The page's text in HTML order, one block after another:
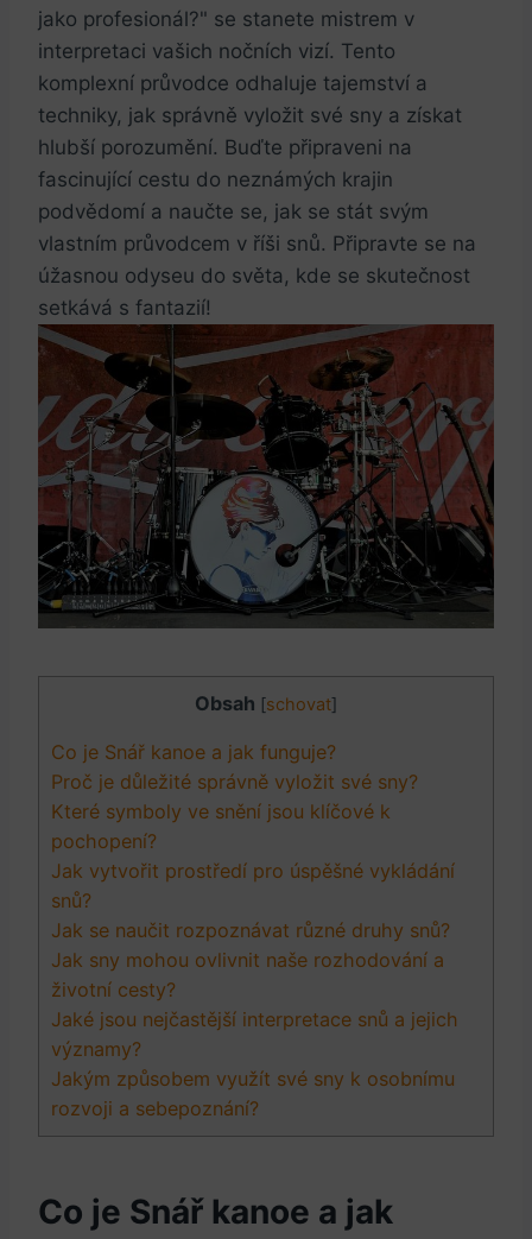
jako profesionál?" se stanete mistrem v
interpretaci vašich nočních vizí. Tento
komplexní průvodce odhaluje tajemství a
techniky, jak správně vyložit své sny a získat
hlubší porozumění. Buďte připraveni na
fascinující cestu do neznámých krajin
podvědomí a naučte se, jak se stát svým
vlastním průvodcem v říši snů. Připravte se na
úžasnou odyseu do světa, kde se skutečnost
setkává s fantazií!
Obsah [schovat]
Co je Snář kanoe a jak funguje?
Proč je důležité správně vyložit své sny?
Které symboly ve snění jsou klíčové k
pochopení?
Jak vytvořit prostředí pro úspěšné vykládání
snů?
Jak se naučit rozpoznávat různé druhy snů?
Jak sny mohou ovlivnit naše rozhodování a
životní cesty?
Jaké jsou nejčastější interpretace snů a jejich
významy?
Jakým způsobem využít své sny k osobnímu
rozvoji a sebepoznání?
Co je Snář kanoe a jak